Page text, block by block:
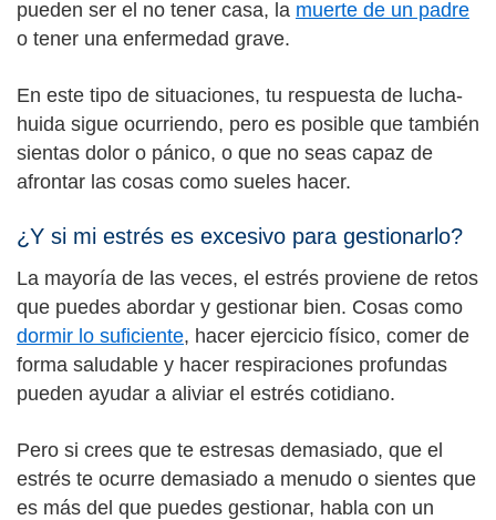
pueden ser el no tener casa, la muerte de un padre
o tener una enfermedad grave.
En este tipo de situaciones, tu respuesta de lucha-
huida sigue ocurriendo, pero es posible que también
sientas dolor o pánico, o que no seas capaz de
afrontar las cosas como sueles hacer.
¿Y si mi estrés es excesivo para gestionarlo?
La mayoría de las veces, el estrés proviene de retos
que puedes abordar y gestionar bien. Cosas como
dormir lo suficiente, hacer ejercicio físico, comer de
forma saludable y hacer respiraciones profundas
pueden ayudar a aliviar el estrés cotidiano.
Pero si crees que te estresas demasiado, que el
estrés te ocurre demasiado a menudo o sientes que
es más del que puedes gestionar, habla con un